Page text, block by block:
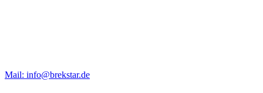
Mail: info@brekstar.de